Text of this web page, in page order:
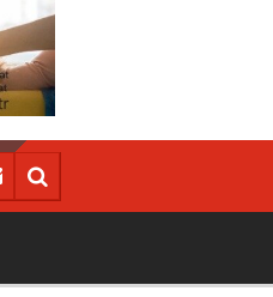
Koronavirüs'e yakalandı!